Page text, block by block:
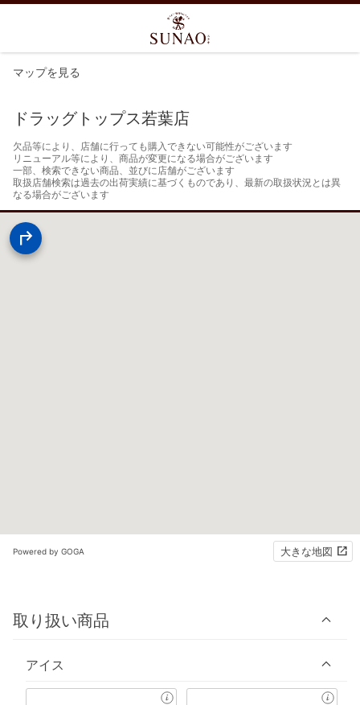
マップを見る
ドラッグトップス若葉店
欠品等により、店舗に行っても購入できない可能性がございます
リニューアル等により、商品が変更になる場合がございます
一部、検索できない商品、並びに店舗がございます
取扱店舗検索は過去の出荷実績に基づくものであり、最新の取扱状況とは異
なる場合がございます
Powered by GOGA 大きな地図
取り扱い商品
アイス